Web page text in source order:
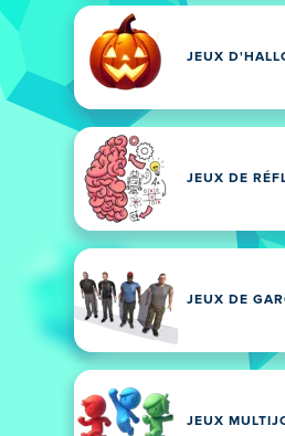
JEUX
JEUX DE
JEUX DE
JEUX